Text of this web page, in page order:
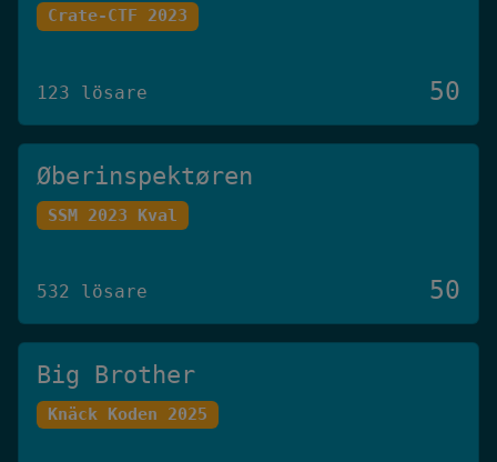
Crate-CTF 2023
123 lösare 50
Øberinspektøren
SSM 2023 Kval
532 lösare 50
Big Brother
Knäck Koden 2025